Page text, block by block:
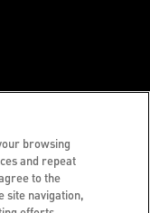
browsing
and repeat
to the
site navigation,